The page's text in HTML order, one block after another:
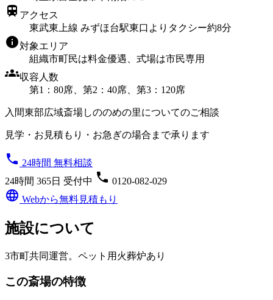
train アクセス
東武東上線 みずほ台駅東口よりタクシー約8分
info対象エリア
組織市町民は料金優遇、式場は市民専用
groups収容人数
第1：80席、第2：40席、第3：120席
入間東部広域斎場しののめの里についてのご相談
見学・お見積もり・お急ぎの場合まで承ります
phone 24時間 無料相談
24時間 365日 受付中 phone 0120-082-029
language Webから無料見積もり
施設について
3市町共同運営。ペット用火葬炉あり
この斎場の特徴